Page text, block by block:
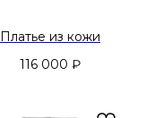
Платье из кожи
116 000 ₽